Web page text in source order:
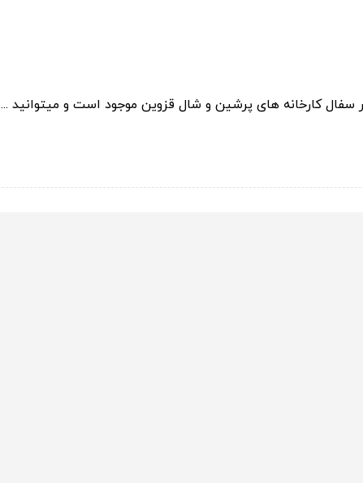
سفال کارخانه های پرشین و شال قزوین موجود است و میتوانید ...